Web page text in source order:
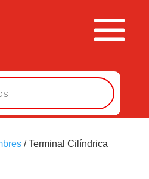
/ Terminal Cilíndrica